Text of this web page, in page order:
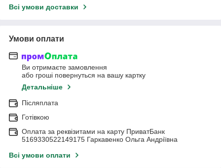
Всі умови доставки
Умови оплати
Ви отримаєте замовлення
або гроші повернуться на вашу картку
Детальніше
Післяплата
Готівкою
Оплата за реквізитами на карту ПриватБанк
5169330522149175 Гаркавенко Ольга Андріївна
Всі умови оплати